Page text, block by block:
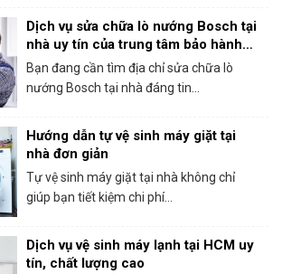
Dịch vụ sửa chữa lò nướng Bosch tại
nhà uy tín của trung tâm bảo hành
Bosch tại HCM
Bạn đang cần tìm địa chỉ sửa chữa lò
nướng Bosch tại nhà đáng tin...
Hướng dẫn tự vệ sinh máy giặt tại
nhà đơn giản
Tự vệ sinh máy giặt tại nhà không chỉ
giúp bạn tiết kiệm chi phí...
Dịch vụ vệ sinh máy lạnh tại HCM uy
tín, chất lượng cao